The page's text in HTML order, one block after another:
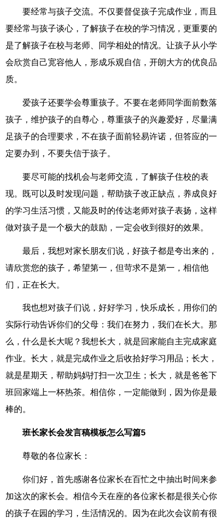
要经常与孩子交流。不仅要督促孩子完成作业，而且
要经常与孩子谈心，了解孩子在校的学习情况，更重要的
是了解孩子在校与老师、同学相处的情况。让孩子从小学
会欣赏自己宽容他人，形成乐观自信，开朗大方的优良品
质。
爱孩子还要学会尊重孩子。不要在老师同学面前数落
孩子，维护孩子的自尊心，尊重孩子的兴趣爱好，尽量满
足孩子的合理要求，不在孩子面前轻易许诺，但答应的一
定要办到，不要失信于孩子。
要尽可能的找机会与老师交流，了解孩子住校的表
现。既可以及时发现问题，帮助孩子改正缺点，养成良好
的学习生活习惯，又能及时的传达老师对孩子表扬，这样
做对孩子是一个极大的鼓励，一定会收到很好的效果。
最后，我想对家长朋友们说，好孩子都是夸出来的，
请欣赏您的孩子，希望第一，但苛求不是第一，相信他
们，正在长大。
我也想对孩子们说，好好学习，快乐成长，用你们的
实际行动告诉你们的父母：我们在努力，我们在长大。那
么，什么是长大呢？我想长大，就是回家能自主完成家庭
作业。长大，就是完成作业之后收拾好学习用品；长大，
就是星期天，帮助妈妈打扫一次卫生；长大，就是爸爸下
班回家端上一杯热茶。相信你，一定能做到，因为你是最
棒的。
班长家长会发言稿模板怎么写篇5
尊敬的各位家长：
你们好，首先感谢各位家长在百忙之中抽出时间来参
加这次的家长会。相信今天在座的各位家长都是很关心你
的孩子在园的学习，生活情况的。因为在此次会议前有很